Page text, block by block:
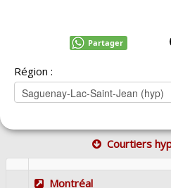
Partager
Région :
Courtiers
Montréal